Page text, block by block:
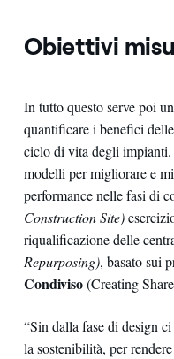
Obiettivi
In tutto questo serve poi
quantificare i benefici
ciclo di vita degli
modelli per migliorare e
performance nelle fasi di
Construction Site)
riqualificazione delle
Repurposing), basato sui
Condiviso(Creating
“Sin dalla fase di design
la sostenibilità, per